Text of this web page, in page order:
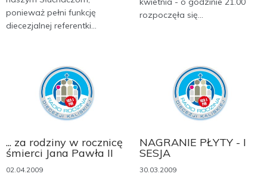
ponieważ pełni funkcję
diecezjalnej referentki...
rozpoczęła się...
... za rodziny w rocznicę
śmierci Jana Pawła II
02.04.2009
NAGRANIE PŁYTY - I
SESJA
30.03.2009